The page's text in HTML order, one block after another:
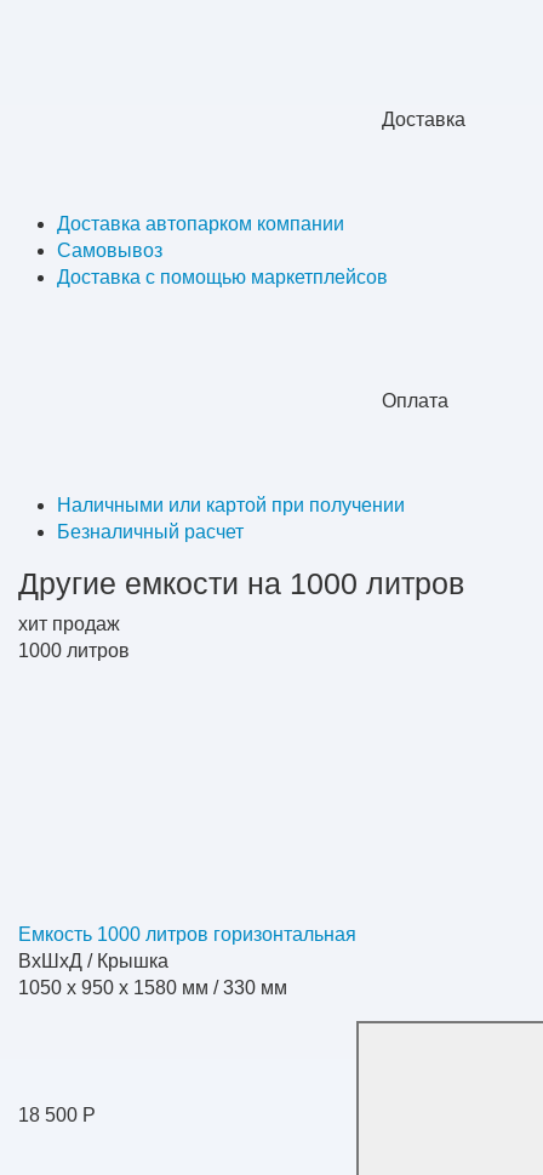
Доставка
Доставка автопарком компании
Самовывоз
Доставка с помощью маркетплейсов
Оплата
Наличными или картой при получении
Безналичный расчет
Другие емкости на 1000 литров
хит продаж
1000 литров
Емкость 1000 литров горизонтальная
ВхШхД / Крышка
1050 x 950 x 1580 мм / 330 мм
18 500 Р